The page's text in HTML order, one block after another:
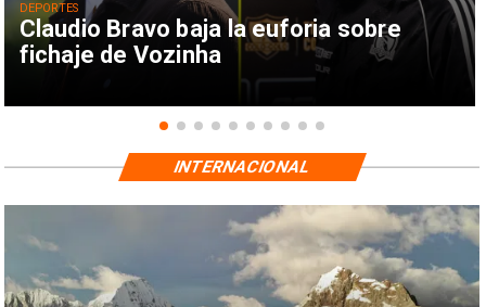
Claudio Bravo baja la euforia sobre
fichaje de Vozinha
DEPORTES
INTERNACIONAL